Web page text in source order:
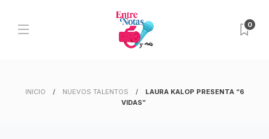
0
INICIO NUEVOS TALENTOS
LAURA KALOP PRESENTA “6
VIDAS”